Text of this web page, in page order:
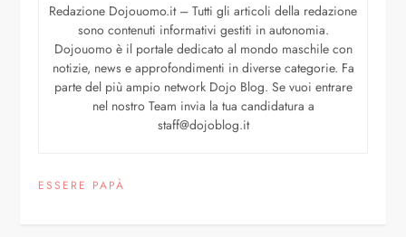
Redazione Dojouomo.it – Tutti gli articoli della redazione
sono contenuti informativi gestiti in autonomia.
Dojouomo è il portale dedicato al mondo maschile con
notizie, news e approfondimenti in diverse categorie. Fa
parte del più ampio network Dojo Blog. Se vuoi entrare
nel nostro Team invia la tua candidatura a
staff@dojoblog.it
ESSERE PAPÀ